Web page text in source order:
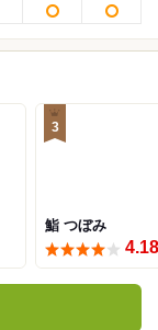
3
鮨 つぼみ
4.18